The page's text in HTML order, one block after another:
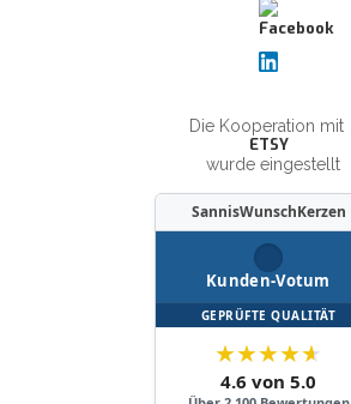
Die Kooperation mit
ETSY
wurde eingestellt
SannisWunschKerzen
Kunden-Votum
GEPRÜFTE QUALITÄT
★★★★★
4.6 von 5.0